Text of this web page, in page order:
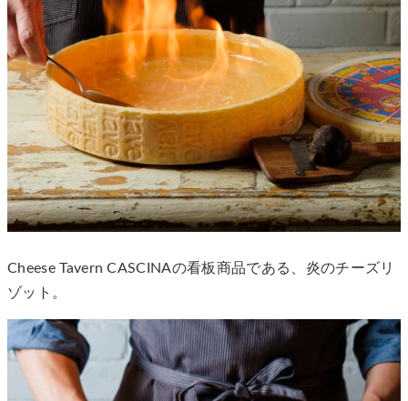
Cheese Tavern CASCINAの看板商品である、炎のチーズリ
ゾット。